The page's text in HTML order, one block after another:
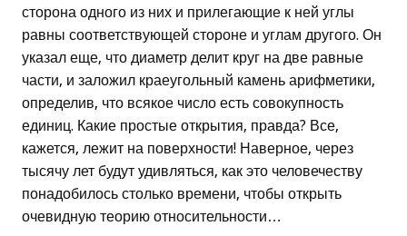
сторона одного из них и прилегающие к ней углы
равны соответствующей стороне и углам другого. Он
указал еще, что диаметр делит круг на две равные
части, и заложил краеугольный камень арифметики,
определив, что всякое число есть совокупность
единиц. Какие простые открытия, правда? Все,
кажется, лежит на поверхности! Наверное, через
тысячу лет будут удивляться, как это человечеству
понадобилось столько времени, чтобы открыть
очевидную теорию относительности…